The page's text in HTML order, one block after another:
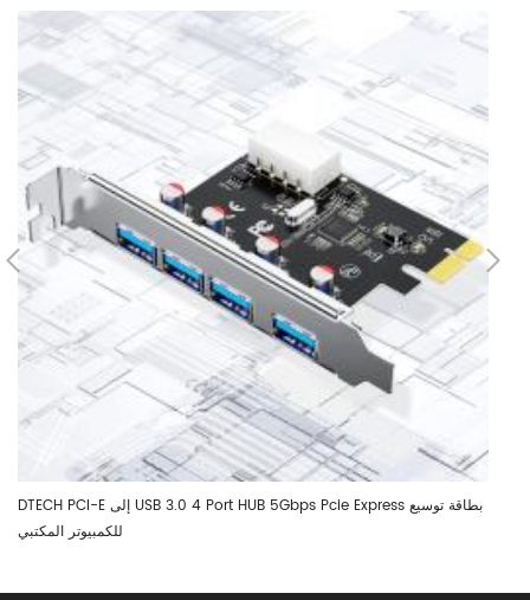
DTECH PCI-E إلى USB 3.0 4 Port HUB 5Gbps Pcie Express بطاقة توسيع
للكمبيوتر المكتبي